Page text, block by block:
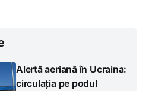
Alertă aeriană în Ucraina:
circulația pe podul